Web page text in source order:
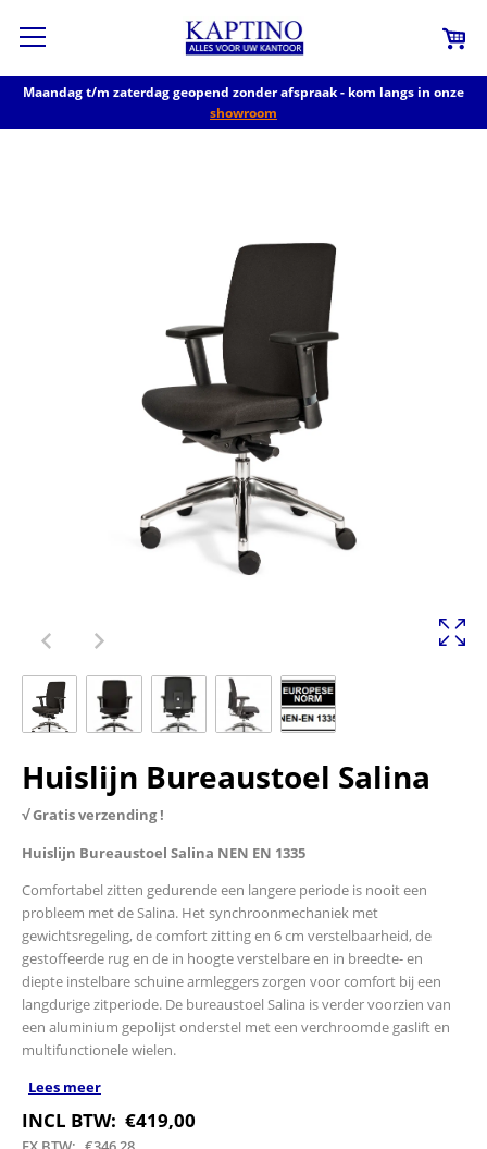
Maandag t/m zaterdag geopend zonder afspraak - kom langs in onze
showroom
Huislijn Bureaustoel Salina
√ Gratis verzending !
Huislijn Bureaustoel Salina NEN EN 1335
Comfortabel zitten gedurende een langere periode is nooit een
probleem met de Salina. Het synchroonmechaniek met
gewichtsregeling, de comfort zitting en 6 cm verstelbaarheid, de
gestoffeerde rug en de in hoogte verstelbare en in breedte- en
diepte instelbare schuine armleggers zorgen voor comfort bij een
langdurige zitperiode. De bureaustoel Salina is verder voorzien van
een aluminium gepolijst onderstel met een verchroomde gaslift en
multifunctionele wielen.
Lees meer
INCL BTW: €419,00